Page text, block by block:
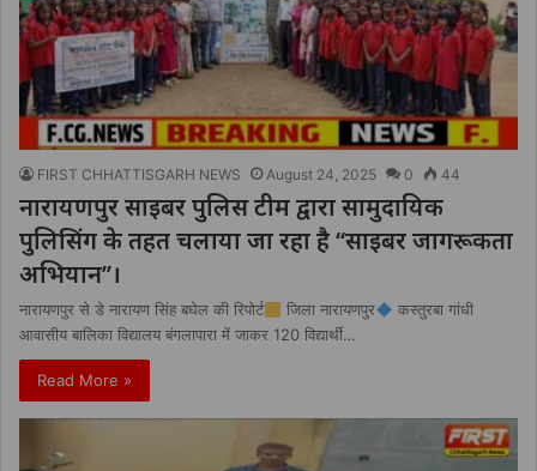
FIRST CHHATTISGARH NEWS August 24, 2025 0 44
नारायणपुर साइबर पुलिस टीम द्वारा सामुदायिक
पुलिसिंग के तहत चलाया जा रहा है ‘‘साइबर जागरूकता
अभियान’’।
नारायणपुर से डे नारायण सिंह बघेल की रिपोर्ट जिला नारायणपुर
कस्तुरबा गांधी
आवासीय बालिका विद्यालय बंगलापारा में जाकर 120 विद्यार्थी…
Read More »